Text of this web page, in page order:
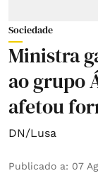
Sociedade
Ministra
ao grupo
afetou
DN/Lusa
Publicado a: 07